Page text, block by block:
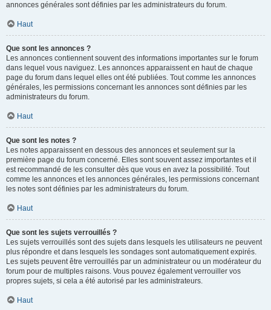
annonces générales sont définies par les administrateurs du forum.
Haut
Que sont les annonces ?
Les annonces contiennent souvent des informations importantes sur le forum
dans lequel vous naviguez. Les annonces apparaissent en haut de chaque
page du forum dans lequel elles ont été publiées. Tout comme les annonces
générales, les permissions concernant les annonces sont définies par les
administrateurs du forum.
Haut
Que sont les notes ?
Les notes apparaissent en dessous des annonces et seulement sur la
première page du forum concerné. Elles sont souvent assez importantes et il
est recommandé de les consulter dès que vous en avez la possibilité. Tout
comme les annonces et les annonces générales, les permissions concernant
les notes sont définies par les administrateurs du forum.
Haut
Que sont les sujets verrouillés ?
Les sujets verrouillés sont des sujets dans lesquels les utilisateurs ne peuvent
plus répondre et dans lesquels les sondages sont automatiquement expirés.
Les sujets peuvent être verrouillés par un administrateur ou un modérateur du
forum pour de multiples raisons. Vous pouvez également verrouiller vos
propres sujets, si cela a été autorisé par les administrateurs.
Haut